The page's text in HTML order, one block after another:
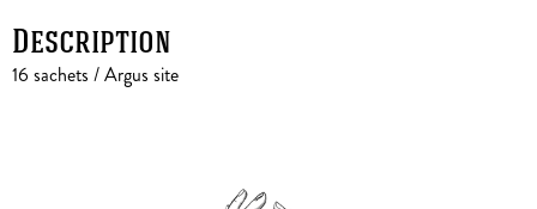
Description
16 sachets / Argus site